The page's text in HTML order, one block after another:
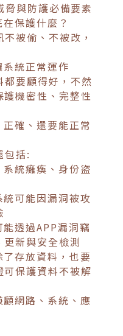
與防護必備要素
保護什麼？
被偷、不被改，
統正常運作
要顧得好，不然
機密性、完整性
確、還要能正常
包括:
統癱瘓、身份盜
可能因漏洞被攻
透過APP漏洞竊
新與安全檢測
存放資料，也要
保護資料不被解
網路、系統、應